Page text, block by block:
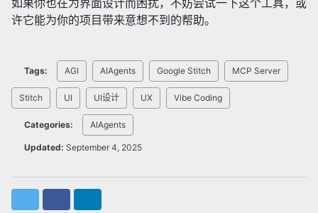
如果你也在为界面设计而困扰，不妨尝试一下这个工具，或
许它能为你的项目带来意想不到的帮助。
Tags: AGI AIAgents Google Stitch MCP Server
Stitch UI UI设计 UX Vibe Coding
Categories: AIAgents
Updated: September 4, 2025